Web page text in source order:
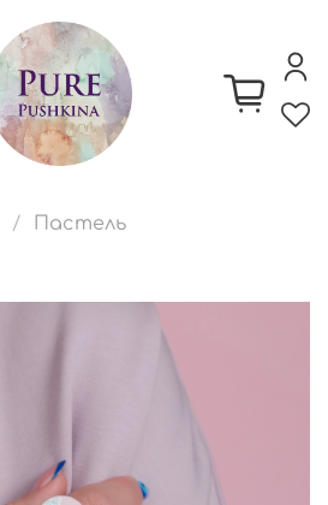
Пастель